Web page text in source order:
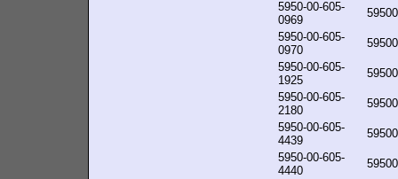
5950-00-605-
0969
5950-00-605-
0970
5950-00-605-
1925
5950-00-605-
2180
5950-00-605-
4439
5950-00-605-
4440